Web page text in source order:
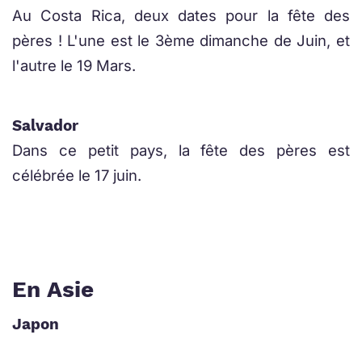
Au Costa Rica, deux dates pour la fête des
pères ! L'une est le 3ème dimanche de Juin, et
l'autre le 19 Mars.
Salvador
Dans ce petit pays, la fête des pères est
célébrée le 17 juin.
En Asie
Japon